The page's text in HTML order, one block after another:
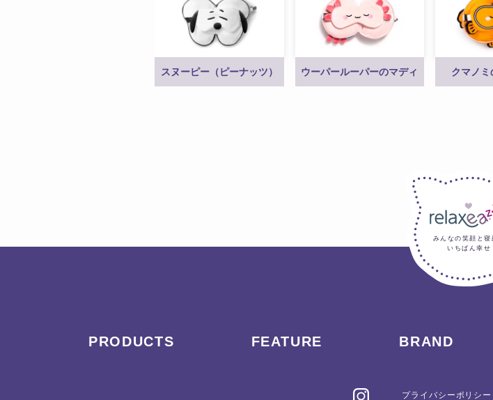
スヌーピー（ピーナッツ） ウーパールーパーのマディ クマノ
みんなの笑顔と寝
いちばん幸せ
PRODUCTS FEATURE BRAND
プライバシーポリシー